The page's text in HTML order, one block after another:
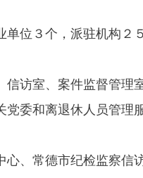
位３个，派驻机构２
访室、案件监督管理
委和离退休人员管理
、常德市纪检监察信